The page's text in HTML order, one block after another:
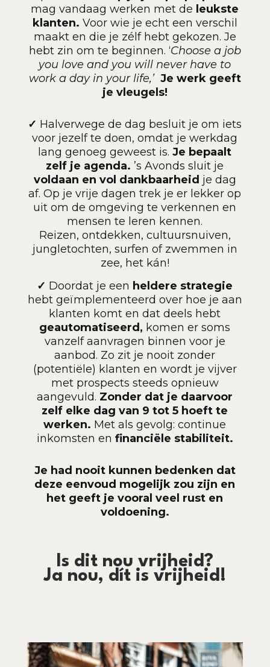
mag vandaag werken met de leukste
klanten. Voor wie je echt een verschil
maakt en die je zélf hebt gekozen. Je
hebt zin om te beginnen. ‘Choose a job
you love and you will never have to
work a day in your life,’ Je werk geeft
je vleugels!
✓ Halverwege de dag besluit je om iets
voor jezelf te doen, omdat je werkdag
lang genoeg geweest is.Je bepaalt
zelf je agenda. ’s Avonds sluit je
voldaan en vol dankbaarheid je dag
af.Op je vrije dagen trek je er lekker op
uit om de omgeving te verkennen en
mensen te leren kennen.
Reizen, ontdekken, cultuursnuiven,
jungletochten, surfen of zwemmen in
zee, het kán!
✓ Doordat je een heldere strategie
hebt geïmplementeerd over hoe je aan
klanten komt en dat deels hebt
geautomatiseerd, komen er soms
vanzelf aanvragen binnen voor je
aanbod. Zo zit je nooit zonder
(potentiële) klanten en wordt je vijver
met prospects steeds opnieuw
aangevuld. Zonder dat je daarvoor
zelf elke dag van 9 tot 5 hoeft te
werken. Met als gevolg: continue
inkomsten en financiële stabiliteit.
Je had nooit kunnen bedenken dat
deze eenvoud mogelijk zou zijn en
het geeft je vooral veel rust en
voldoening.
Is dit nou vrijheid?
Ja nou, dít is vrijheid!